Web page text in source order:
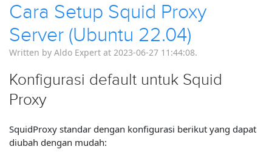
Cara Setup Squid Proxy
Server (Ubuntu 22.04)
Written by Aldo Expert at 2023-06-27 11:44:08.
Konfigurasi default untuk Squid
Proxy
SquidProxy standar dengan konfigurasi berikut yang dapat
diubah dengan mudah: